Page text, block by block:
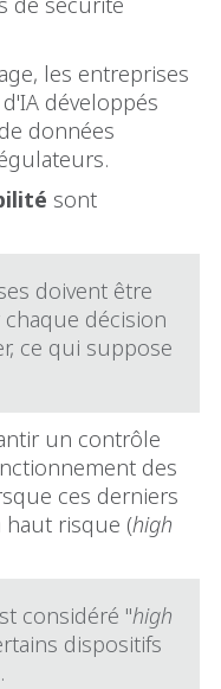
les entreprises
développés
données
sont
doivent être
décision
ce qui suppose
un contrôle
des
ces derniers
haut risque (high
considéré "high
dispositifs